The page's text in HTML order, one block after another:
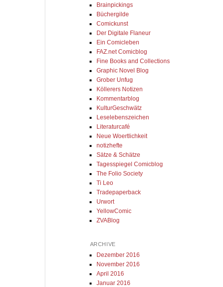
Brainpickings
Büchergilde
Comickunst
Der Digitale Flaneur
Ein Comicleben
FAZ.net Comicblog
Fine Books and Collections
Graphic Novel Blog
Grober Unfug
Köllerers Notizen
Kommentarblog
KulturGeschwätz
Leselebenszeichen
Literaturcafé
Neue Woertlichkeit
notizhefte
Sätze & Schätze
Tagesspiegel Comicblog
The Folio Society
Ti Leo
Tradepaperback
Urwort
YellowComic
ZVABlog
ARCHIVE
Dezember 2016
November 2016
April 2016
Januar 2016